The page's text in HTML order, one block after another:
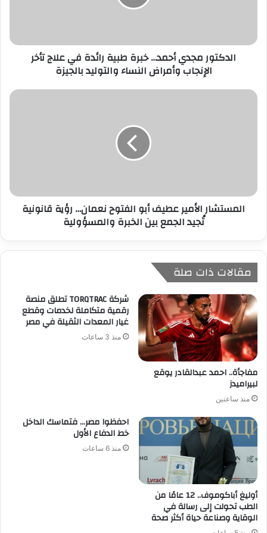
ر
الدكتور مجدي أحمد… خبرة طبية رائدة في علاج تأخر
الإنجاب وأمراض النساء والتوليد بالجيزة
المستشار الأمير عطيف أبو الفتوح نعمان… رؤية قانونية
تُجيد الجمع بين الخبرة والمسؤولية
مقالات ذات صلة
مفاجأة.. احمد عبدالقادر يوقع
لبيراميدز
منذ ساعتين
شركة TORQTRAC تطلق منصة
رقمية متكاملة لخدمات وقطع
غيار المعدات الثقيلة في مصر
منذ 3 ساعات
أوليغ أباكوموف.. 12 عامًا من
الطب تحولت إلى رسالة في
الوقاية وصناعة حياة أكثر صحة
احفظوا مصر… فتماسك الداخل
خط الدفاع الأول
منذ 6 ساعات